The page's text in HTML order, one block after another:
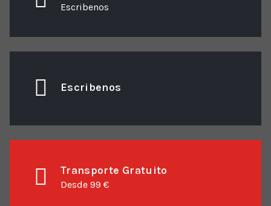
Escribenos
Escribenos
Transporte Gratuito
Desde 99 €